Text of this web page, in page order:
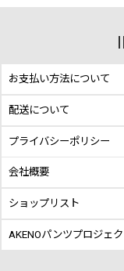
お支払い方法について
配送について
プライバシーポリシー
会社概要
ショップリスト
AKENOパンツプロジェ